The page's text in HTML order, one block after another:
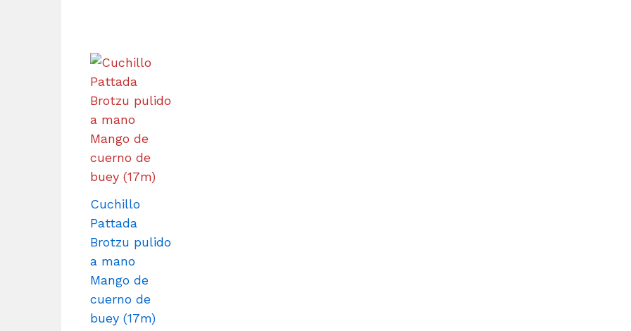
Cuchillo
Pattada
Brotzu pulido
a mano
Mango de
cuerno de
buey (17m)